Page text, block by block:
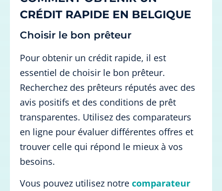
CRÉDIT RAPIDE EN BELGIQUE
Choisir le bon prêteur
Pour obtenir un crédit rapide, il est
essentiel de choisir le bon prêteur.
Recherchez des prêteurs réputés avec des
avis positifs et des conditions de prêt
transparentes. Utilisez des comparateurs
en ligne pour évaluer différentes offres et
trouver celle qui répond le mieux à vos
besoins.
Vous pouvez utilisez notre comparateur